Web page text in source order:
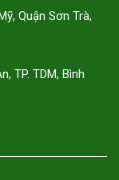
Quận Sơn Trà,
TP. TDM, Bình